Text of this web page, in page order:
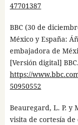
47701387
BBC (30 de
México y España:
embajadora de
[Versión digital]
https://
50950552
Beauregard, L. P. y
visita de cortesía de